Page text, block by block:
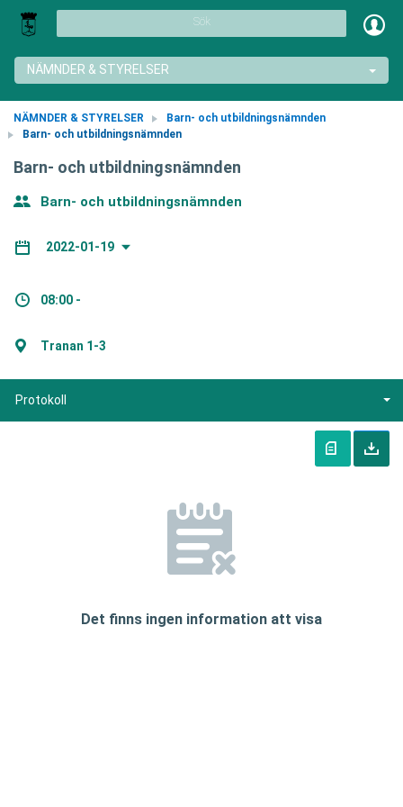
Sök
NÄMNDER & STYRELSER
NÄMNDER & STYRELSER
Barn- och utbildningsnämnden
Barn- och utbildningsnämnden
Barn- och utbildningsnämnden
Barn- och utbildningsnämnden
2022-01-19
08:00 -
Tranan 1-3
Protokoll
Det finns ingen information att visa